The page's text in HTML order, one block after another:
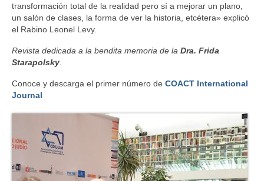
transformación total de la realidad pero sí a mejorar un plano,
un salón de clases, la forma de ver la historia, etcétera» explicó
el Rabino Leonel Levy.
Revista dedicada a la bendita memoria de la Dra. Frida
Starapolsky
Conoce y descarga el primer número de COACT International
Journal